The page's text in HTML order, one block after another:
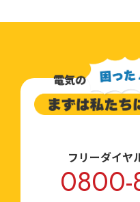
フリーダイヤ
0800-